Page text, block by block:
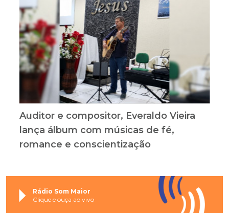
Auditor e compositor, Everaldo Vieira
lança álbum com músicas de fé,
romance e conscientização
Rádio Som Maior
Clique e ouça ao vivo